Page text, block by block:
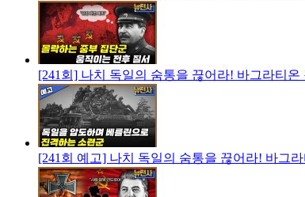
[241회] 나치 독일의 숨통을 끊어라! 바그라티
[241회 예고] 나치 독일의 숨통을 끊어라! 바그